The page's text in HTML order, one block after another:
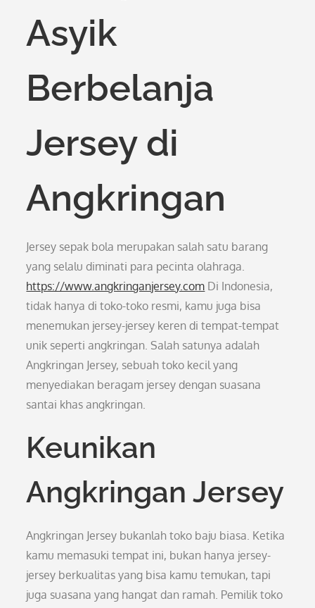
Asyik
Berbelanja
Jersey di
Angkringan
Jersey sepak bola merupakan salah satu barang
yang selalu diminati para pecinta olahraga.
https://www.angkringanjersey.com Di Indonesia,
tidak hanya di toko-toko resmi, kamu juga bisa
menemukan jersey-jersey keren di tempat-tempat
unik seperti angkringan. Salah satunya adalah
Angkringan Jersey, sebuah toko kecil yang
menyediakan beragam jersey dengan suasana
santai khas angkringan.
Keunikan
Angkringan Jersey
Angkringan Jersey bukanlah toko baju biasa. Ketika
kamu memasuki tempat ini, bukan hanya jersey-
jersey berkualitas yang bisa kamu temukan, tapi
juga suasana yang hangat dan ramah. Pemilik toko